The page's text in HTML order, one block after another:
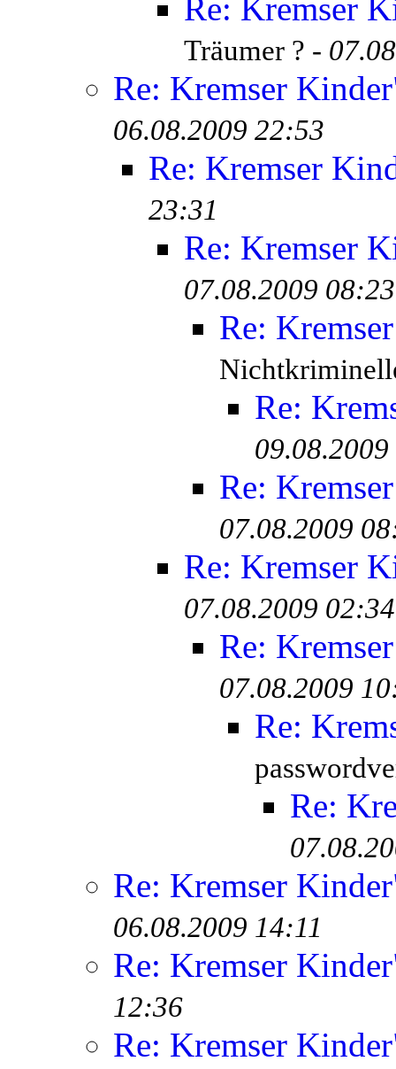
Re: Kremser
Träumer ? -
Re: Kremser
06.08.2009 22:53
Re: Kremser
23:31
Re: Kremser
07.08.2009 08:23
Re:
Re:
Re:
07.08.2009
Re: Kremser
07.08.2009 02:34
Re:
07.08.2009
Re:
Re:
Re: Kremser
06.08.2009 14:11
Re: Kremser
12:36
Re: Kremser